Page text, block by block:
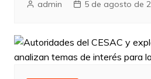
admin 5 de agosto de